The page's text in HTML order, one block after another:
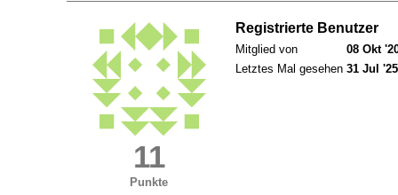
11
Punkte
Registrierte Benutzer
Mitglied von
08 Okt
Letztes Mal gesehen 31 Jul